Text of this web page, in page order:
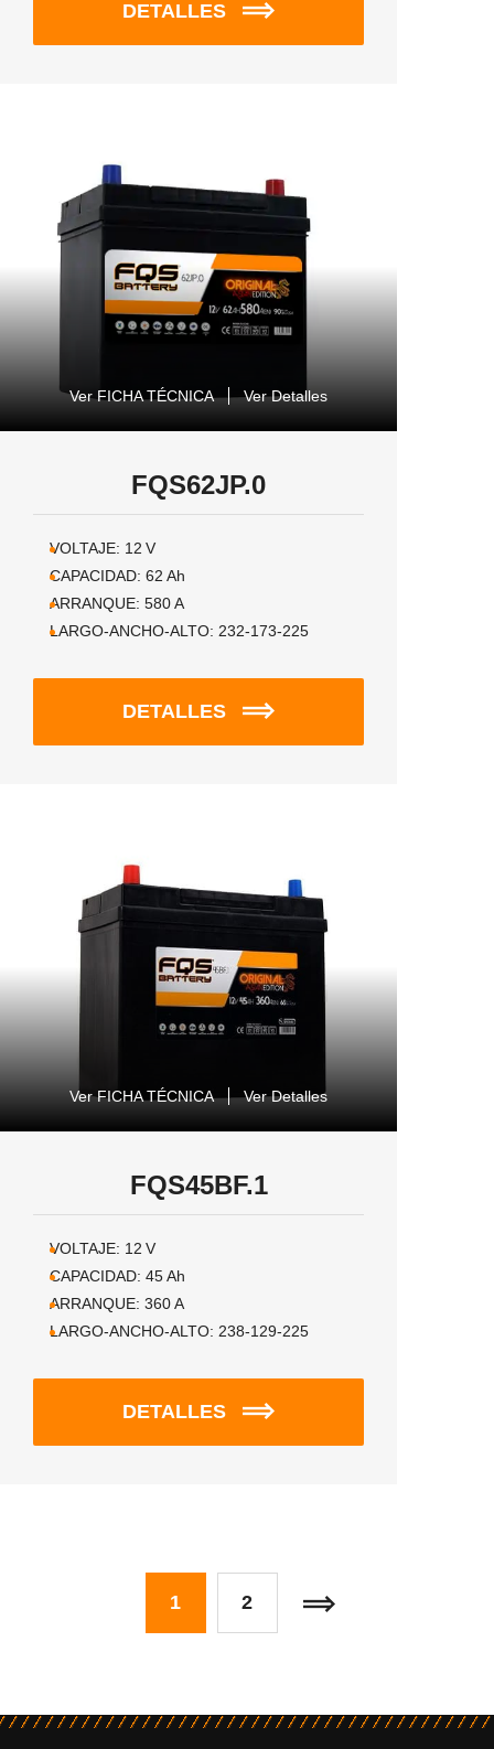
DETALLES
Ver FICHA TÉCNICA Ver Detalles
FQS62JP.0
VOLTAJE: 12 V
CAPACIDAD: 62 Ah
ARRANQUE: 580A
LARGO-ANCHO-ALTO: 232-173-225
DETALLES
Ver FICHA TÉCNICA Ver Detalles
FQS45BF.1
VOLTAJE: 12 V
CAPACIDAD: 45Ah
ARRANQUE: 360A
LARGO-ANCHO-ALTO: 238-129-225
DETALLES
1 2